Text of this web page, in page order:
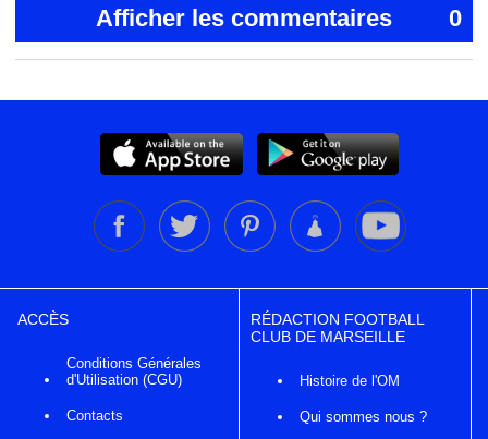
Afficher les commentaires 0
ACCÈS
Conditions Générales
d'Utilisation (CGU)
Contacts
RÉDACTION FOOTBALL
CLUB DE MARSEILLE
Histoire de l'OM
Qui sommes nous ?